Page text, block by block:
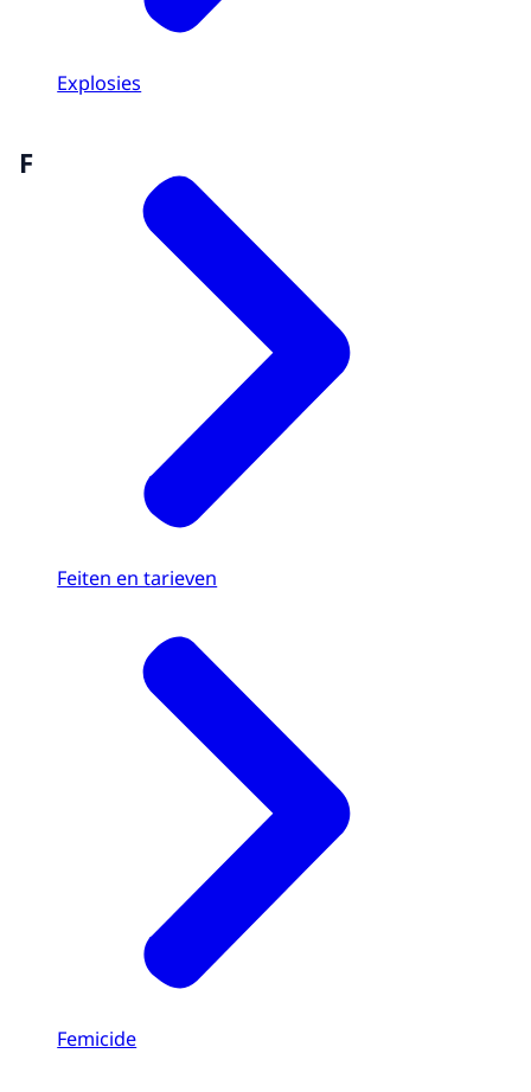
Explosies
F
Feiten en tarieven
Femicide